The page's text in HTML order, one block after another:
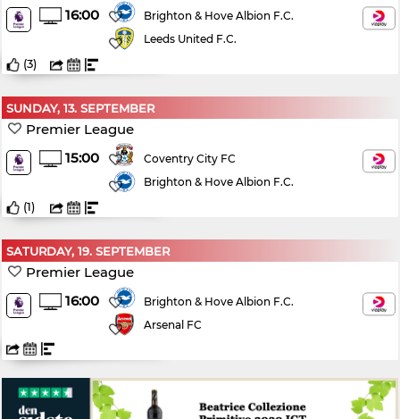
16:00
Brighton & Hove Albion F.C.
Leeds United F.C.
(3)
SUNDAY, 13. SEPTEMBER
Premier League
15:00
Coventry City FC
Brighton & Hove Albion F.C.
(1)
SATURDAY, 19. SEPTEMBER
Premier League
16:00
Brighton & Hove Albion F.C.
Arsenal FC